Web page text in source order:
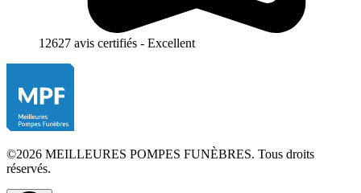
12627 avis certifiés - Excellent
©2026 MEILLEURES POMPES FUNÈBRES. Tous droits
réservés.